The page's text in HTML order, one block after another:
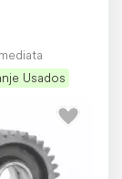
Usados